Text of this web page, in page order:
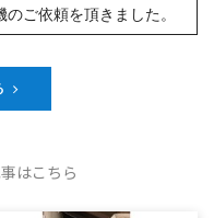
のご依頼を頂きました。
はこちら